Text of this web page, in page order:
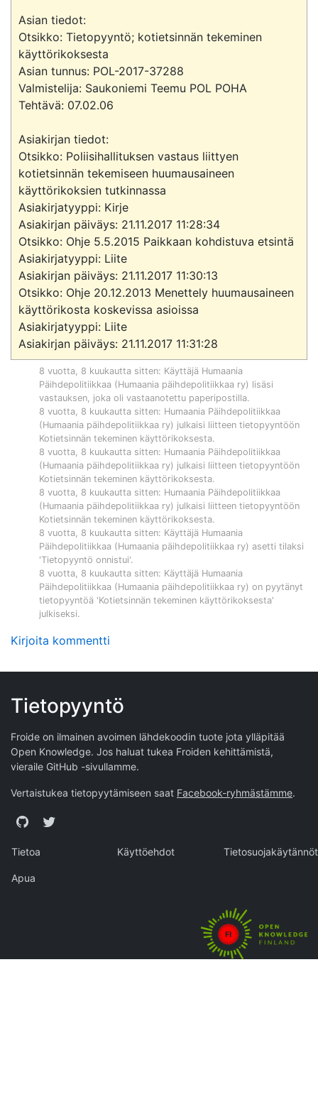
Asian tiedot:
Otsikko: Tietopyyntö; kotietsinnän tekeminen
käyttörikoksesta
Asian tunnus: POL-2017-37288
Valmistelija: Saukoniemi Teemu POL POHA
Tehtävä: 07.02.06
Asiakirjan tiedot:
Otsikko: Poliisihallituksen vastaus liittyen
kotietsinnän tekemiseen huumausaineen
käyttörikoksien tutkinnassa
Asiakirjatyyppi: Kirje
Asiakirjan päiväys: 21.11.2017 11:28:34
Otsikko: Ohje 5.5.2015 Paikkaan kohdistuva etsintä
Asiakirjatyyppi: Liite
Asiakirjan päiväys: 21.11.2017 11:30:13
Otsikko: Ohje 20.12.2013 Menettely huumausaineen
käyttörikosta koskevissa asioissa
Asiakirjatyyppi: Liite
Asiakirjan päiväys: 21.11.2017 11:31:28
8 vuotta, 8 kuukautta sitten: Käyttäjä Humaania
Päihdepolitiikkaa (Humaania päihdepolitiikkaa ry) lisäsi
vastauksen, joka oli vastaanotettu paperipostilla.
8 vuotta, 8 kuukautta sitten: Humaania Päihdepolitiikkaa
(Humaania päihdepolitiikkaa ry) julkaisi liitteen tietopyyntöön
Kotietsinnän tekeminen käyttörikoksesta.
8 vuotta, 8 kuukautta sitten: Humaania Päihdepolitiikkaa
(Humaania päihdepolitiikkaa ry) julkaisi liitteen tietopyyntöön
Kotietsinnän tekeminen käyttörikoksesta.
8 vuotta, 8 kuukautta sitten: Humaania Päihdepolitiikkaa
(Humaania päihdepolitiikkaa ry) julkaisi liitteen tietopyyntöön
Kotietsinnän tekeminen käyttörikoksesta.
8 vuotta, 8 kuukautta sitten: Käyttäjä Humaania
Päihdepolitiikkaa (Humaania päihdepolitiikkaa ry) asetti tilaksi
'Tietopyyntö onnistui'.
8 vuotta, 8 kuukautta sitten: Käyttäjä Humaania
Päihdepolitiikkaa (Humaania päihdepolitiikkaa ry) on pyytänyt
tietopyyntöä 'Kotietsinnän tekeminen käyttörikoksesta'
julkiseksi.
Kirjoita kommentti
Tietopyyntö
Froide on ilmainen avoimen lähdekoodin tuote jota ylläpitää
Open Knowledge. Jos haluat tukea Froiden kehittämistä,
vieraile GitHub -sivullamme.
Vertaistukea tietopyytämiseen saat Facebook-ryhmästämme.
GitHubTwitter
Tietoa Käyttöehdot Tietosuojakäytännöt
Apua